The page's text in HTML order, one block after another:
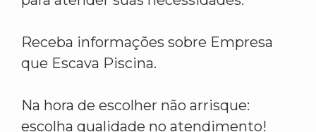
Receba informações sobre Empresa
que Escava Piscina.
Na hora de escolher não arrisque:
escolha qualidade no atendimento!